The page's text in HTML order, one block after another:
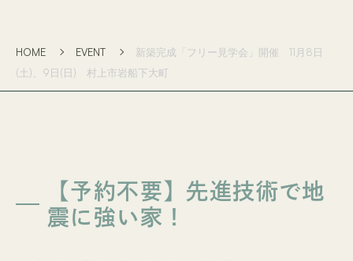
SERVICE
リフォーム /
リノベーション
CONTACT
資料請求
HOME EVENT
新築完成「フリー見学会」開催 11月8日
(土)、9日(日) 村上市岩船下大町
【予約不要】先進技術で地
震に強い家！